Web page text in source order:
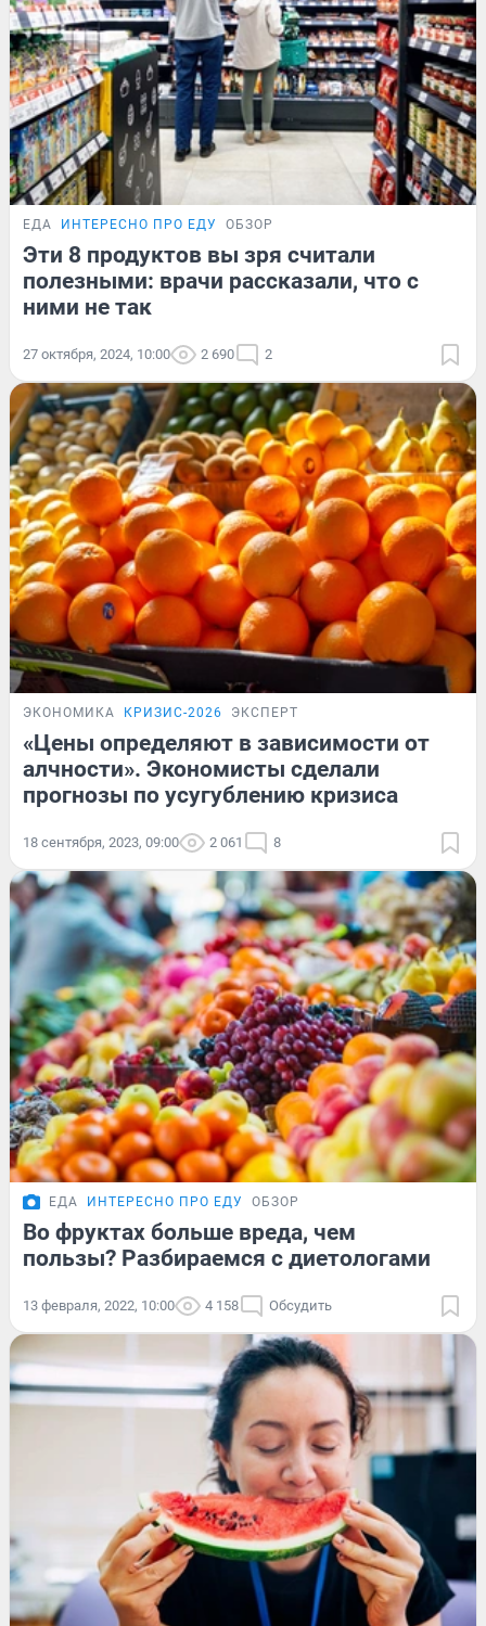
ЕДА ИНТЕРЕСНО ПРО ЕДУ ОБЗОР
Эти 8 продуктов вы зря считали
полезными: врачи рассказали, что с
ними не так
27 октября, 2024, 10:00 2 690 2
ЭКОНОМИКА КРИЗИС-2026 ЭКСПЕРТ
«Цены определяют в зависимости от
алчности». Экономисты сделали
прогнозы по усугублению кризиса
18 сентября, 2023, 09:00 2 061 8
ЕДА ИНТЕРЕСНО ПРО ЕДУ ОБЗОР
Во фруктах больше вреда, чем
пользы? Разбираемся с диетологами
13 февраля, 2022, 10:00 4 158 Обсудить